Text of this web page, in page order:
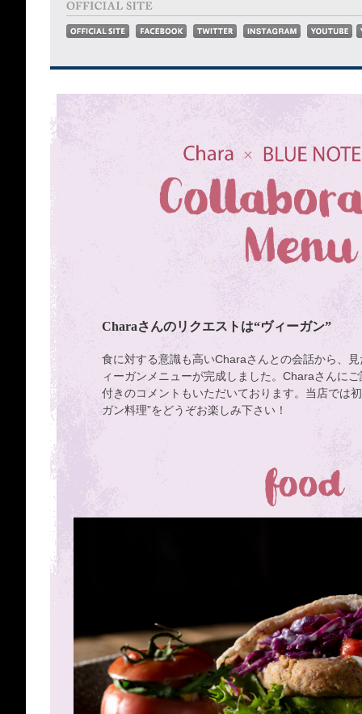
Charaさんのリクエストは“ヴィーガン”
食に対する意識も高いCharaさんとの会話から、
ィーガンメニューが完成しました。Charaさんに
付きのコメントもいただいております。当店では
ガン料理”をどうぞお楽しみ下さい！